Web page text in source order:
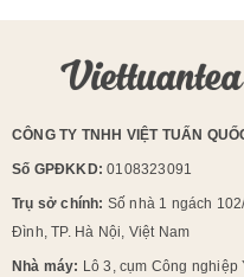
CÔNG TY TNHH VIỆT TUẤN
Số GPĐKKD: 0108323091
Trụ sở chính: Số nhà 1 ngách
Đình, TP. Hà Nội, Việt Nam
Nhà máy: Lô 3, cụm Công nghiệp